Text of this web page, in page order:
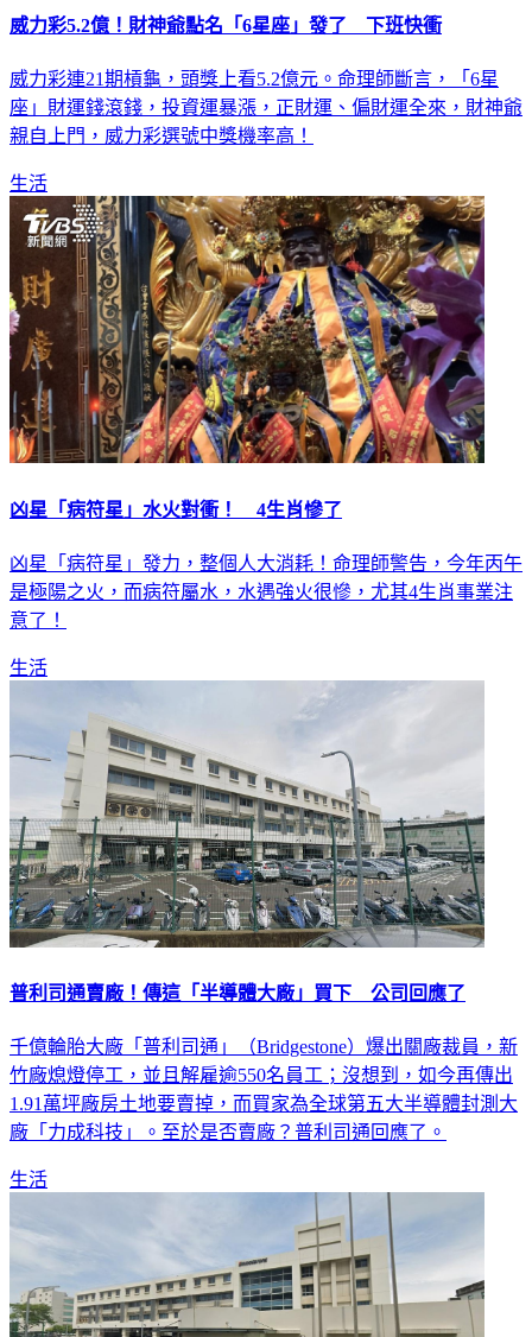
威力彩5.2億！財神爺點名「6星座」發了 下班快衝
威力彩連21期槓龜，頭獎上看5.2億元。命理師斷言，「6星
座」財運錢滾錢，投資運暴漲，正財運、偏財運全來，財神爺
親自上門，威力彩選號中獎機率高！
生活
凶星「病符星」水火對衝！ 4生肖慘了
凶星「病符星」發力，整個人大消耗！命理師警告，今年丙午
是極陽之火，而病符屬水，水遇強火很慘，尤其4生肖事業注
意了！
生活
普利司通賣廠！傳這「半導體大廠」買下 公司回應了
千億輪胎大廠「普利司通」（Bridgestone）爆出關廠裁員，新
竹廠熄燈停工，並且解雇逾550名員工；沒想到，如今再傳出
1.91萬坪廠房土地要賣掉，而買家為全球第五大半導體封測大
廠「力成科技」。至於是否賣廠？普利司通回應了。
生活